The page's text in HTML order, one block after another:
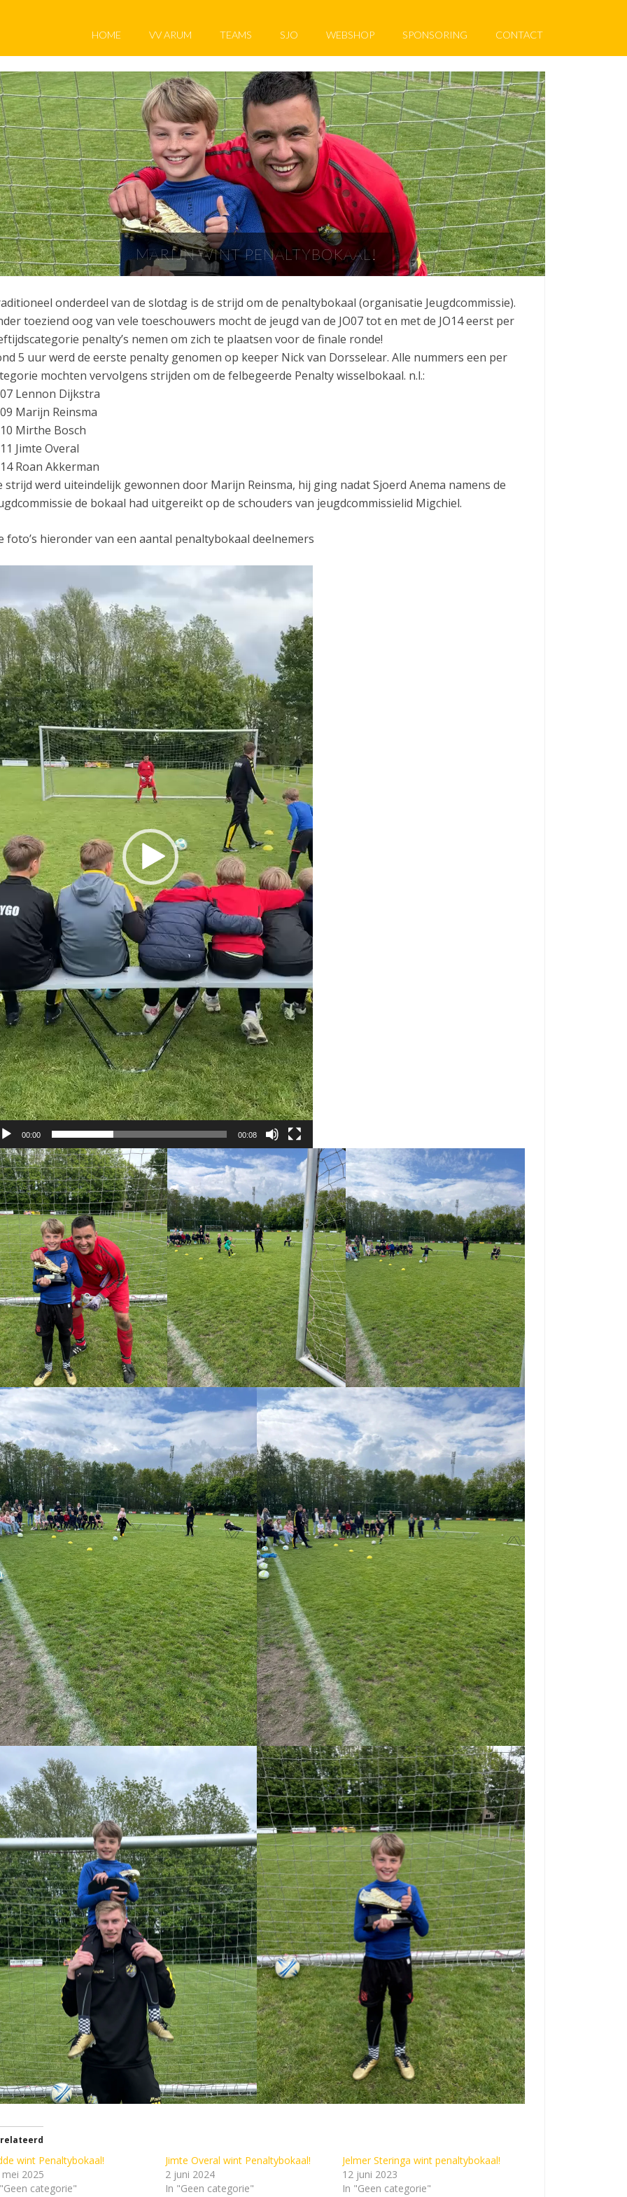
HOME VV ARUM TEAMS SJO WEBSHOP SPONSORING CONTACT
MARIJN WINT PENALTYBOKAAL!
onderdeel van de slotdag is de strijd om de penaltybokaal (organisatie Jeugdcommissie).
toeziend oog van vele toeschouwers mocht de jeugd van de JO07 tot en met de JO14 eerst per
penalty’s nemen om zich te plaatsen voor de finale ronde!
5 uur werd de eerste penalty genomen op keeper Nick van Dorsselear. Alle nummers een per
mochten vervolgens strijden om de felbegeerde Penalty wisselbokaal. n.l.:
Lennon Dijkstra
Marijn Reinsma
Mirthe Bosch
Jimte Overal
Roan Akkerman
strijd werd uiteindelijk gewonnen door Marijn Reinsma, hij ging nadat Sjoerd Anema namens de
de bokaal had uitgereikt op de schouders van jeugdcommissielid Migchiel.
foto’s hieronder van een aantal penaltybokaal deelnemers
00:00 00:08
wint Penaltybokaal!
mei 2025
categorie"
Jimte Overal wint Penaltybokaal!
2 juni 2024
In "Geen categorie"
Jelmer Steringa wint penaltybokaal!
12 juni 2023
In "Geen categorie"